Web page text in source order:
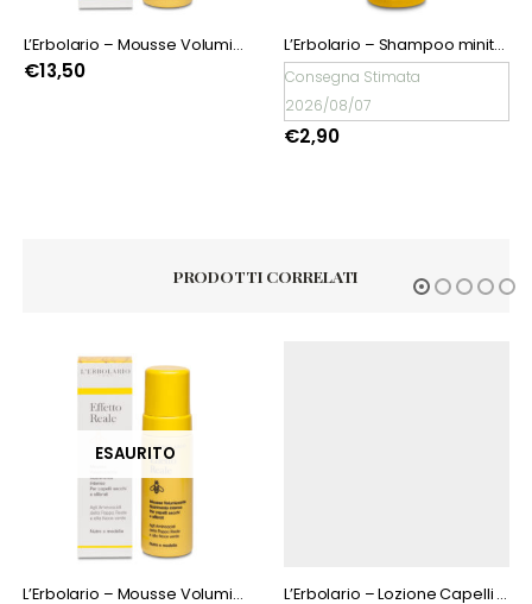
L’Erbolario – Mousse Volumizzante Nutrimento intenso Effetto Reale
€13,50
L’Erbolario – Shampoo minitaglia Effetto Reale
Consegna Stimata
2026/08/07
€2,90
PRODOTTI CORRELATI
ESAURITO
L’Erbolario – Mousse Volumizzante Nutrimento intenso Effetto Reale L’Erbolario – Lozione Capelli Ortica Dioica